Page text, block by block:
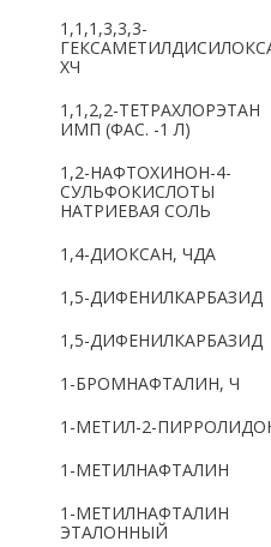
Ю Я
Латинский алфавит:
B C D
S T U
Цифры:
2 3 4
0
1,1,1,3,3,3-
ХЧ
1,1,2,2-ТЕТРАХЛОРЭТАН
ИМП (ФАС. -1 Л)
1,2-НАФТОХИНОН-4-
СУЛЬФОКИСЛОТЫ
НАТРИЕВАЯ СОЛЬ
1,4-ДИОКСАН, ЧДА
1,5-ДИФЕНИЛКАРБАЗИД
1,5-ДИФЕНИЛКАРБАЗИД
1-БРОМНАФТАЛИН, Ч
1-МЕТИЛ-2-
1-МЕТИЛНАФТАЛИН
1-МЕТИЛНАФТАЛИН
ЭТАЛОННЫЙ